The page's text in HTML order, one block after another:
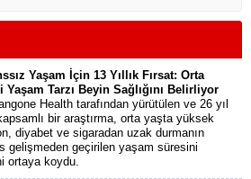
Yaşam İçin 13 Yıllık Fırsat: Orta
Yaşam Tarzı Beyin Sağlığını Belirliyor
Health tarafından yürütülen ve 26 yıl
bir araştırma, orta yaşta yüksek
diyabet ve sigaradan uzak durmanın
gelişmeden geçirilen yaşam süresini
ortaya koydu.